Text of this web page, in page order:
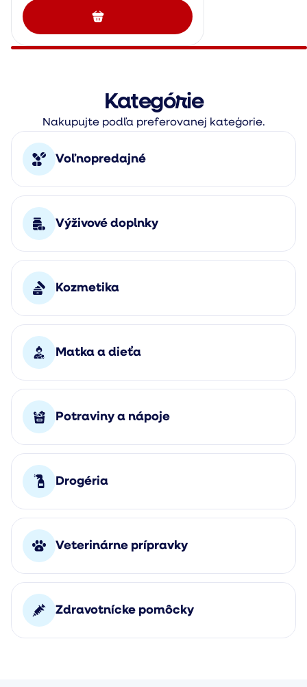
Kategórie
Nakupujte podľa preferovanej kateģorie.
Voľnopredajné
Výživové doplnky
Kozmetika
Matka a dieťa
Potraviny a nápoje
Drogéria
Veterinárne prípravky
Zdravotnícke pomôcky